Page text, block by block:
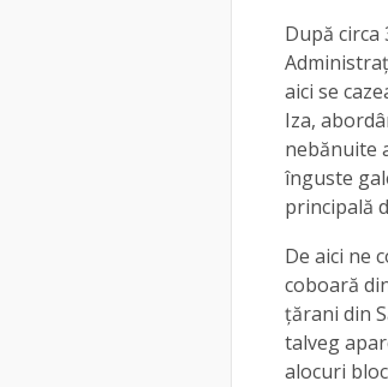
După circa
aici se
Iza,
nebănuite
înguste
principală
De aici ne
coboară
ţărani din
talveg
alocuri